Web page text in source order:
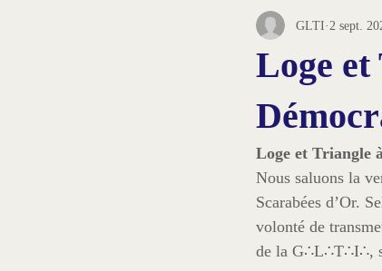
PERSONNALITES
Loge
GLTI 2 sept.
Loge et Triangle
Nous saluons la
Scarabées d’Or.
volonté de
de la G∴L∴T∴I∴,